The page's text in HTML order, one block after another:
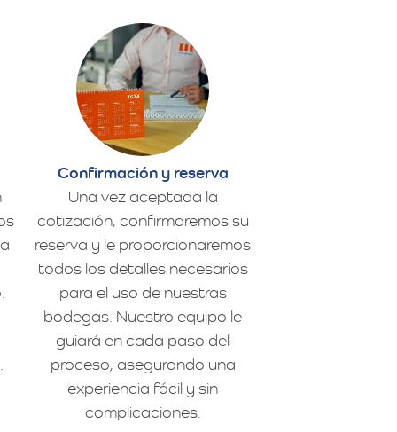
Confirmación y reserva
Una vez aceptada la
cotización, confirmaremos su
reserva y le proporcionaremos
todos los detalles necesarios
para el uso de nuestras
bodegas. Nuestro equipo le
guiará en cada paso del
proceso, asegurando una
experiencia fácil y sin
complicaciones.